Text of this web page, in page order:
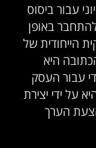
עבור ביסוס
באופן
הייחודית של
היא
עבור העסק
על ידי יצירת
הערך